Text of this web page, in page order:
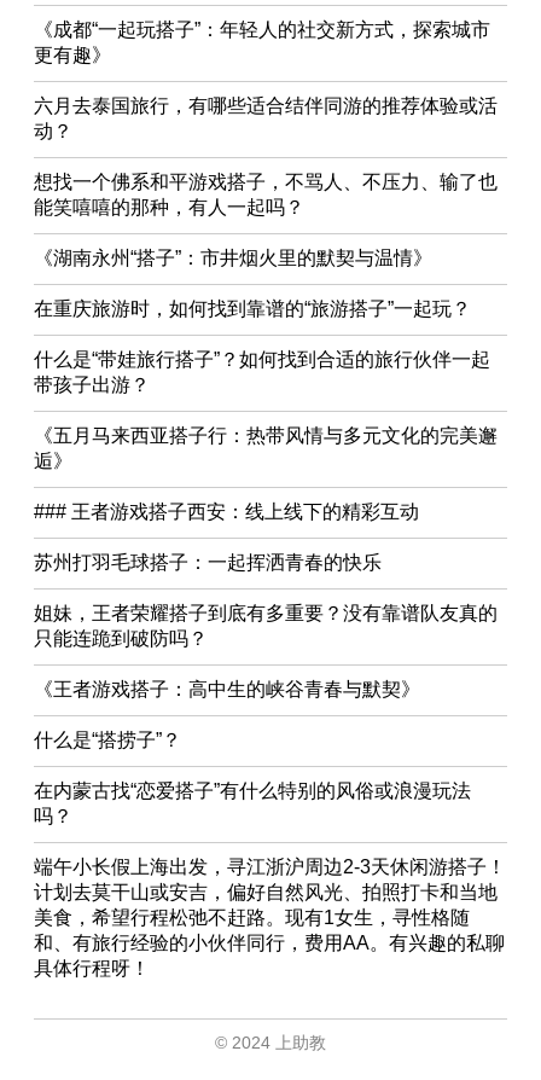
《成都“一起玩搭子”：年轻人的社交新方式，探索城市
更有趣》
六月去泰国旅行，有哪些适合结伴同游的推荐体验或活
动？
想找一个佛系和平游戏搭子，不骂人、不压力、输了也
能笑嘻嘻的那种，有人一起吗？
《湖南永州“搭子”：市井烟火里的默契与温情》
在重庆旅游时，如何找到靠谱的“旅游搭子”一起玩？
什么是“带娃旅行搭子”？如何找到合适的旅行伙伴一起
带孩子出游？
《五月马来西亚搭子行：热带风情与多元文化的完美邂
逅》
### 王者游戏搭子西安：线上线下的精彩互动
苏州打羽毛球搭子：一起挥洒青春的快乐
姐妹，王者荣耀搭子到底有多重要？没有靠谱队友真的
只能连跪到破防吗？
《王者游戏搭子：高中生的峡谷青春与默契》
什么是“搭捞子”？
在内蒙古找“恋爱搭子”有什么特别的风俗或浪漫玩法
吗？
端午小长假上海出发，寻江浙沪周边2-3天休闲游搭子！
计划去莫干山或安吉，偏好自然风光、拍照打卡和当地
美食，希望行程松弛不赶路。现有1女生，寻性格随
和、有旅行经验的小伙伴同行，费用AA。有兴趣的私聊
具体行程呀！
© 2024 上助教